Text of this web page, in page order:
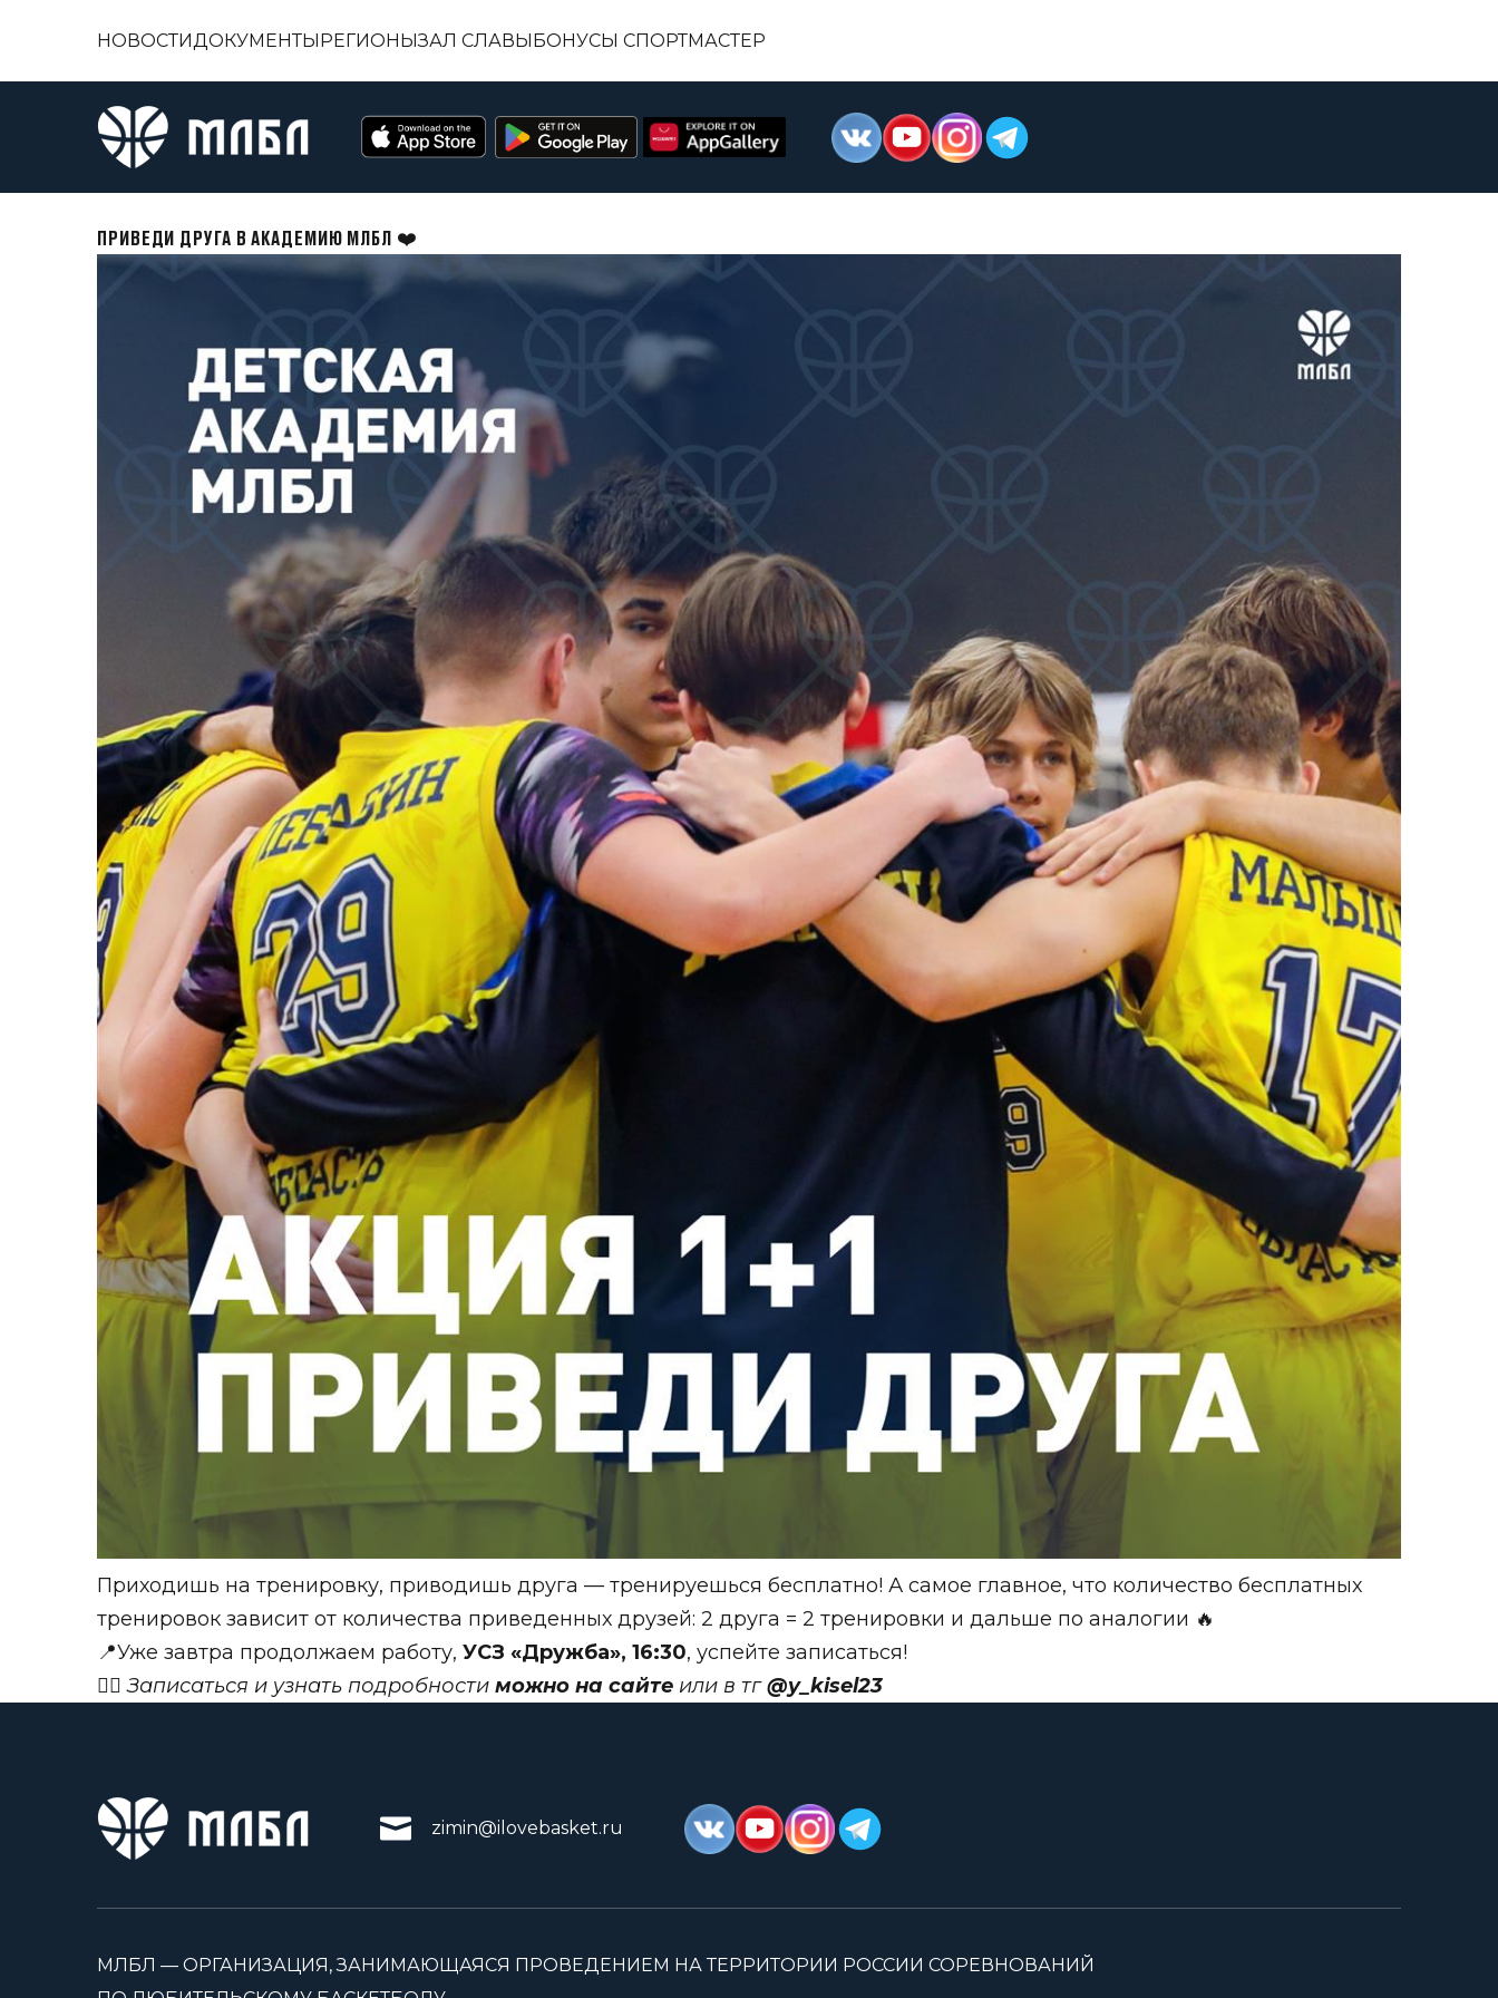
НОВОСТИДОКУМЕНТЫРЕГИОНЫЗАЛ СЛАВЫБОНУСЫ СПОРТМАСТЕР
ПРИВЕДИ ДРУГА В АКАДЕМИЮ МЛБЛ ❤️
Приходишь на тренировку, приводишь друга — тренируешься бесплатно! А самое главное, что количество бесплатных
тренировок зависит от количества приведенных друзей: 2 друга = 2 тренировки и дальше по аналогии 🔥
📍Уже завтра продолжаем работу, УСЗ «Дружба», 16:30, успейте записаться!
✍🏻Записаться и узнать подробности можно на сайте или в тг@y_kisel23
zimin@ilovebasket.ru
МЛБЛ — ОРГАНИЗАЦИЯ, ЗАНИМАЮЩАЯСЯ ПРОВЕДЕНИЕМ НА ТЕРРИТОРИИ РОССИИ СОРЕВНОВАНИЙ